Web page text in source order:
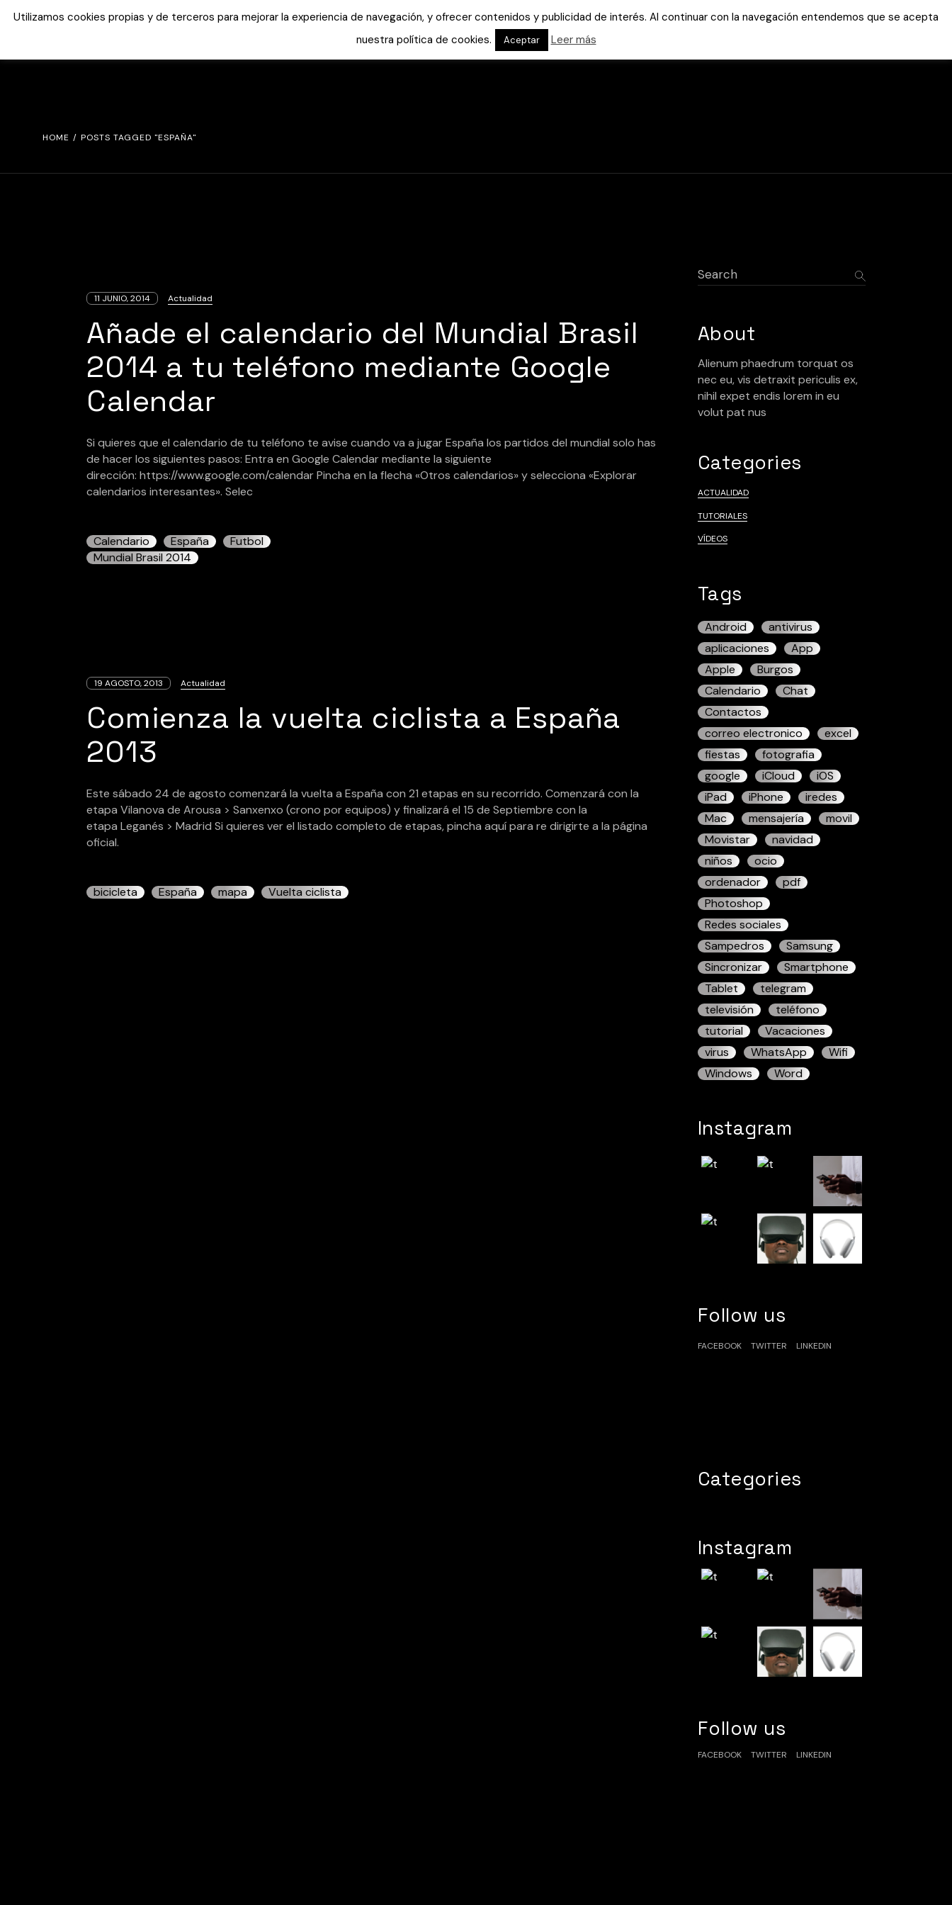
Inicio Ayuda
WEB
Antivirus
HOME POSTS TAGGED "ESPAÑA"
11 JUNIO, 2014 Actualidad
Añade el calendario del Mundial Brasil
2014 a tu teléfono mediante Google
Calendar
Si quieres que el calendario de tu teléfono te avise cuando va a jugar España los partidos del mundial solo has
de hacer los siguientes pasos: Entra en Google Calendar mediante la siguiente
dirección: https://www.google.com/calendar Pincha en la flecha «Otros calendarios» y selecciona «Explorar
calendarios interesantes». Selec
Calendario España
Futbol
Mundial Brasil 2014
19 AGOSTO, 2013 Actualidad
Comienza la vuelta ciclista a España
2013
Este sábado 24 de agosto comenzará la vuelta a España con 21 etapas en su recorrido. Comenzará con la
etapa Vilanova de Arousa > Sanxenxo (crono por equipos) y finalizará el 15 de Septiembre con la
etapa Leganés > Madrid Si quieres ver el listado completo de etapas, pincha aquí para re dirigirte a la página
oficial.
bicicleta España mapa Vuelta ciclista
Search
About
Alienum phaedrum torquat os
nec eu, vis detraxit periculis ex,
nihil expet endis lorem in eu
volut pat nus
Categories
ACTUALIDAD
TUTORIALES
VÍDEOS
Tags
Android
antivirus
aplicaciones
App
Apple
Burgos
Calendario
Chat
Contactos
correo electronico
excel
fiestas
fotografia
google
iCloud
iOS
iPad
iPhone
iredes
Mac
mensajería
movil
Movistar
navidad
niños
ocio
ordenador
pdf
Photoshop
Redes sociales
Sampedros
Samsung
Sincronizar
Smartphone
Tablet
telegram
televisión
teléfono
tutorial
Vacaciones
virus
WhatsApp
Wifi
Windows
Word
Instagram
Follow us
FACEBOOK TWITTER LINKEDIN
Categories
Instagram
Follow us
FACEBOOK TWITTER LINKEDIN
Utilizamos cookies propias y de terceros para mejorar la experiencia de navegación, y ofrecer contenidos y publicidad de interés. Al continuar con la navegación entendemos que se acepta
nuestra política de cookies.
Aceptar Leer más